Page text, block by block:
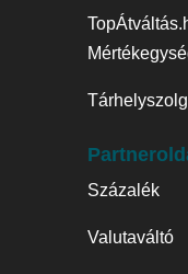
Százalék
Valutaváltó